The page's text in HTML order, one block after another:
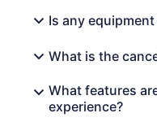
Is any
What is the
What features
experience?